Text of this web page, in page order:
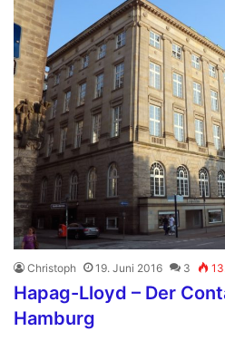
Christoph 19. Juni 2016 3
Hapag-Lloyd – Der
Hamburg